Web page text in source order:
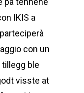
IKIS a
con un
ble
visste at